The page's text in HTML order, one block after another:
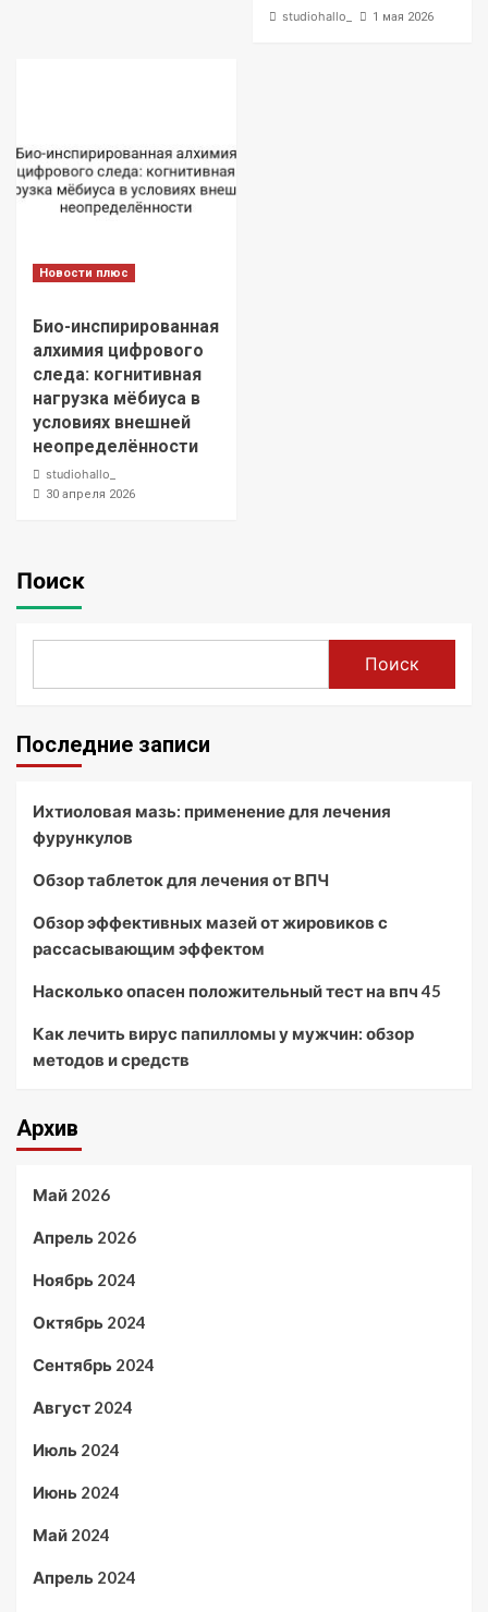
studiohallo_ 1 мая 2026
Новости плюс
Био-инспирированная
алхимия цифрового
следа: когнитивная
нагрузка мёбиуса в
условиях внешней
неопределённости
studiohallo_
30 апреля 2026
Поиск
Поиск
Последние записи
Ихтиоловая мазь: применение для лечения
фурункулов
Обзор таблеток для лечения от ВПЧ
Обзор эффективных мазей от жировиков с
рассасывающим эффектом
Насколько опасен положительный тест на впч 45
Как лечить вирус папилломы у мужчин: обзор
методов и средств
Архив
Май 2026
Апрель 2026
Ноябрь 2024
Октябрь 2024
Сентябрь 2024
Август 2024
Июль 2024
Июнь 2024
Май 2024
Апрель 2024